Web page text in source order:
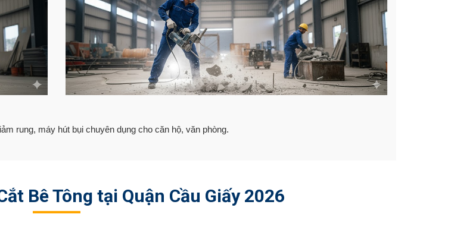
rung, máy hút bụi chuyên dụng cho căn hộ, văn phòng.
Bê Tông tại Quận Cầu Giấy 2026